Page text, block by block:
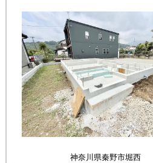
神奈川県秦野市堀西